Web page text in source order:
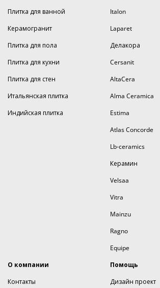
Плитка для ванной
Керамогранит
Плитка для пола
Плитка для кухни
Плитка для стен
Итальянская плитка
Индийская плитка
Italon
Laparet
Делакора
Cersanit
AltaCera
Alma Ceramica
Estima
Atlas Concorde
Lb-ceramics
Керамин
Velsaa
Vitra
Mainzu
Ragno
Equipe
О компании
Контакты
Помощь
Дизайн проект